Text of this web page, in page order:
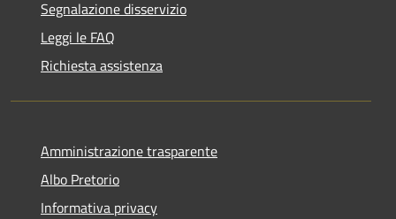
Segnalazione disservizio
Leggi le FAQ
Richiesta assistenza
Amministrazione trasparente
Albo Pretorio
Informativa privacy